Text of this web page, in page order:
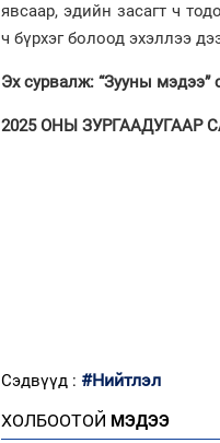
явсаар, эдийн засагт ч
ч бүрхэг болоод эхэллээ
Эх сурвалж: “Зууны мэдээ”
2025 ОНЫ ЗУРГААДУГААР
Сэдвүүд : #Нийтлэл
ХОЛБООТОЙ МЭДЭЭ